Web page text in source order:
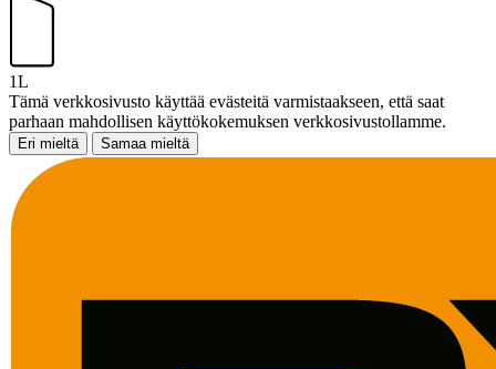
1L
Tämä verkkosivusto käyttää evästeitä varmistaakseen, että saat
parhaan mahdollisen käyttökokemuksen verkkosivustollamme.
Eri mieltä Samaa mieltä